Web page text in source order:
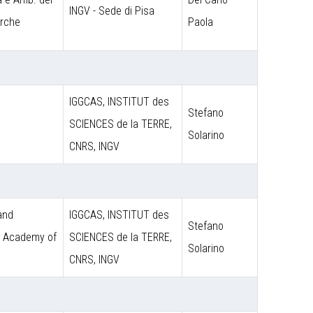
INGV - Sede di Pisa
Paola
IGGCAS, INSTITUT des
SCIENCES de la TERRE,
CNRS, INGV
Stefano
Solarino
Academy of
IGGCAS, INSTITUT des
SCIENCES de la TERRE,
CNRS, INGV
Stefano
Solarino